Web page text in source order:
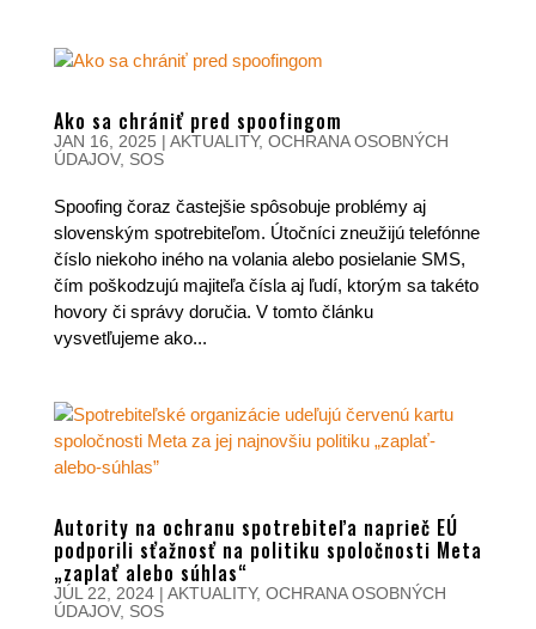
Ako sa chrániť pred spoofingom
JAN 16, 2025 | AKTUALITY, OCHRANA OSOBNÝCH
ÚDAJOV, SOS
Spoofing čoraz častejšie spôsobuje problémy aj
slovenským spotrebiteľom. Útočníci zneužijú telefónne
číslo niekoho iného na volania alebo posielanie SMS,
čím poškodzujú majiteľa čísla aj ľudí, ktorým sa takéto
hovory či správy doručia. V tomto článku
vysvetľujeme ako...
Autority na ochranu spotrebiteľa naprieč EÚ
podporili sťažnosť na politiku spoločnosti Meta
„zaplať alebo súhlas“
JÚL 22, 2024| AKTUALITY, OCHRANA OSOBNÝCH
ÚDAJOV, SOS